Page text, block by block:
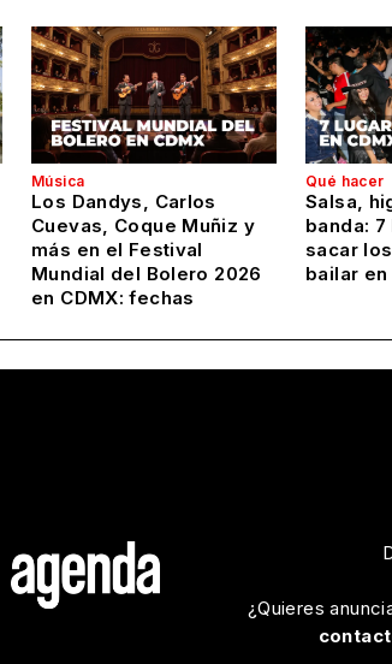
Música
Los Dandys, Carlos
Cuevas, Coque Muñiz y
más en el Festival
Mundial del Bolero 2026
en CDMX: fechas
Qué hacer
Salsa,
banda:
sacar
bailar en
¿Quieres